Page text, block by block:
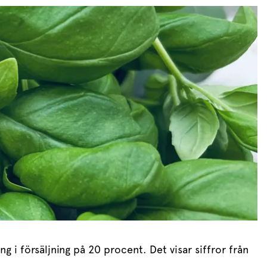
Meze
Efterrätt
Kakor &
i försäljning på 20 procent. Det visar siffror från